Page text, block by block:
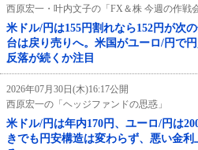
西原宏一・叶内文子の「FX＆株 今週の作戦会
米ドル/円は155円割れなら152円が次
台は戻り売りへ。米国がユーロ/円で
反落が続くか注目
2026年07月30日(木)16:17公開
西原宏一の「ヘッジファンドの思惑」
米ドル/円は年内170円、ユーロ/円は
きでも円安構造は変わらず、悪い金